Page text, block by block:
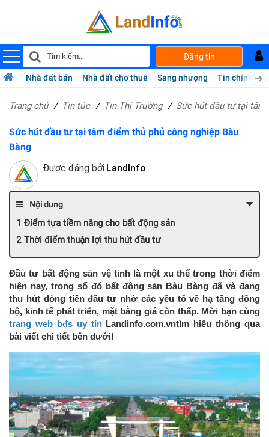
Đăng tin
Nhà đất bán Nhà đất cho thuê Sang nhượng Tin chính chủ
Trang chủ Tin tức Tin Thị Trường Sức hút đầu tư tại tâm
Sức hút đầu tư tại tâm điểm thủ phủ công nghiệp Bàu
Bàng
Được đăng bởi LandInfo
Nội dung
Điểm tựa tiềm năng cho bất động sản
Thời điểm thuận lợi thu hút đầu tư
Đầu tư bất động sản vệ tinh là một xu thế trong thời điểm
hiện nay, trong số đó bất động sản Bàu Bàng đã và đang
thu hút dòng tiền đầu tư nhờ các yếu tố về hạ tầng đồng
bộ, kinh tế phát triển, mặt bằng giá còn thấp. Mời bạn cùng
trang web bđs uy tínLandinfo.com.vntìm hiểu thông qua
bài viết chi tiết bên dưới!